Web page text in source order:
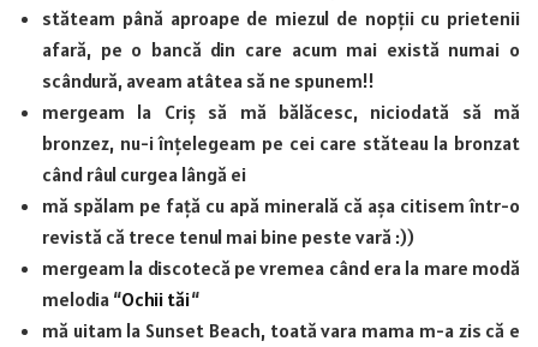
stăteam până aproape de miezul de nopții cu prietenii
afară, pe o bancă din care acum mai există numai o
scândură, aveam atâtea să ne spunem!!
mergeam la Criș să mă bălăcesc, niciodată să mă
bronzez, nu-i înțelegeam pe cei care stăteau la bronzat
când râul curgea lângă ei
mă spălam pe față cu apă minerală că așa citisem într-o
revistă că trece tenul mai bine peste vară :))
mergeam la discotecă pe vremea când era la mare modă
melodia “Ochii tăi“
mă uitam la Sunset Beach, toată vara mama m-a zis că e